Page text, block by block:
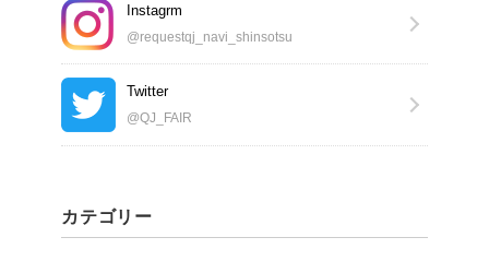
Instagrm
@requestqj_navi_shinsotsu
Twitter
@QJ_FAIR
カテゴリー